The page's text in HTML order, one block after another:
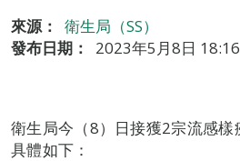
來源：
衛生局（SS）
發布日期：
2023年5月8日 18:16
衛生局今（8）日接獲2宗流感樣
具體如下：